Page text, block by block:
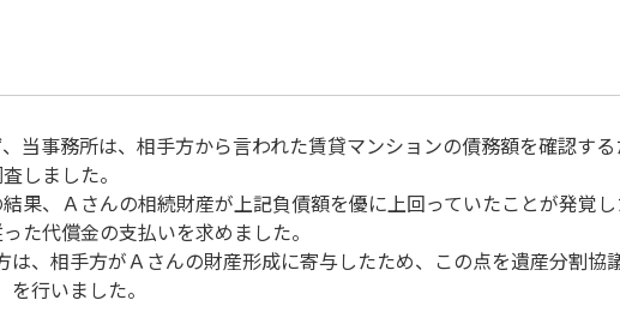
、当事務所は、相手方から言われた賃貸マンションの債務額を確認す
しました。
結果、Ａさんの相続財産が上記負債額を優に上回っていたことが発覚
た代償金の支払いを求めました。
は、相手方がＡさんの財産形成に寄与したため、この点を遺産分割
行いました。